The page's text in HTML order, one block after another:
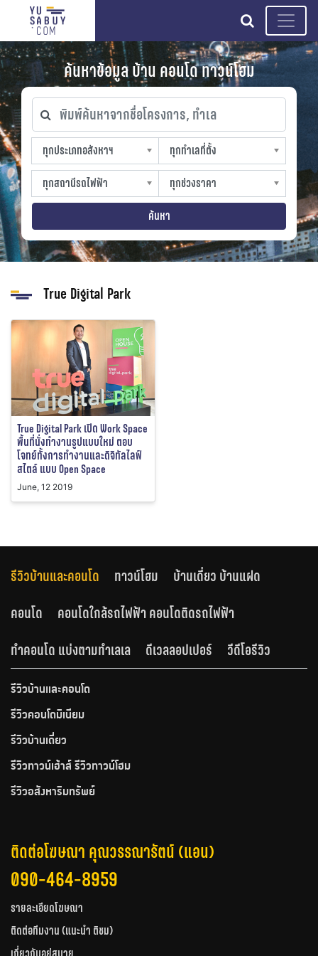
search
ค้นหาข้อมูล บ้าน คอนโด ทาวน์โฮม
พิมพ์ค้นหาจากชื่อโครงการ, ทำเล
ทุกประเภทอสังหาฯ
ทุกประเภทอสังหาฯ
sproperty
ทุกทำเลที่ตั้ง
ทุกทำเลที่ตั้ง
slocation
ทุกสถานีรถไฟฟ้า
ทุกสถานีรถไฟฟ้า
strain-station
ทุกช่วงราคา
ทุกช่วงราคา
sprice
ค้นหา
True Digital Park
True Digital Park เปิด Work Space
พื้นที่นั่งทำงานรูปแบบใหม่ ตอบ
โจทย์ทั้งการทำงานและดิจิทัลไลฟ์
สไตล์ แบบ Open Space
June, 12 2019
รีวิวบ้านและคอนโด ทาวน์โฮม
บ้านเดี่ยว บ้านแฝด
คอนโด
คอนโดใกล้รถไฟฟ้า คอนโดติดรถไฟฟ้า
ทำคอนโด แบ่งตามทำเลเล
ดีเวลลอปเปอร์ วีดีโอรีวิว
รีวิวบ้านและคอนโด
รีวิวคอนโดมิเนียม
รีวิวบ้านเดี่ยว
รีวิวทาวน์เฮ้าส์ รีวิวทาวน์โฮม
รีวิวอสังหาริมทรัพย์
ติดต่อโฆษณา คุณวรรณารัตน์ (แอน)
090-464-8959
รายละเอียดโฆษณา
ติดต่อทีมงาน (แนะนำ ติชม)